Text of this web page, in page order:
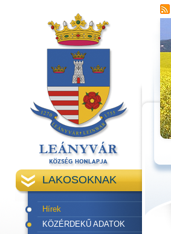
LAKOSOKNAK
Hírek
KÖZÉRDEKŰ ADATOK